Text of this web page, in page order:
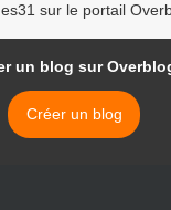
sur le portail
un blog sur
Créer un blog